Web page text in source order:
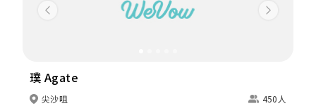
Previous Next
璞 Agate
尖沙咀
450人